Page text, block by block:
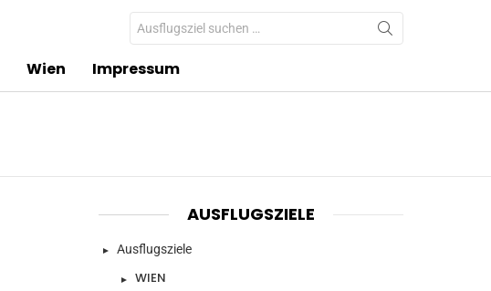
Search
for:
Wien Impressum
AUSFLUGSZIELE
Ausflugsziele
WIEN